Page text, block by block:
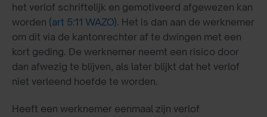
het verlof schriftelijk en gemotiveerd afgewezen kan
worden (art 5:11 WAZO). Het is dan aan de werknemer
om dit via de kantonrechter af te dwingen met een
kort geding. De werknemer neemt een risico door
dan afwezig te blijven, als later blijkt dat het verlof
niet verleend hoefde te worden.
Heeft een werknemer eenmaal zijn verlof